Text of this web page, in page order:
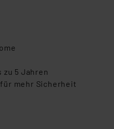
5 Jahren
mehr Sicherheit